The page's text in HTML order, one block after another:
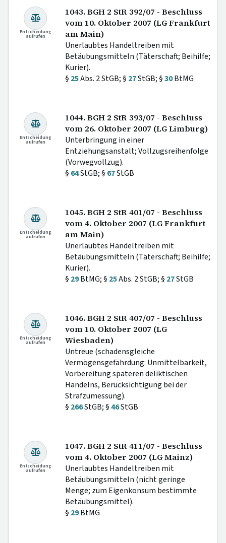
Entscheidung
aufrufen
1043. BGH 2 StR 392/07 - Beschluss
vom 10. Oktober 2007 (LG Frankfurt
am Main)
Unerlaubtes Handeltreiben mit
Betäubungsmitteln (Täterschaft; Beihilfe;
Kurier).
§ 25Abs. 2 StGB; § 27StGB; §30BtMG
Entscheidung
aufrufen
1044. BGH 2 StR 393/07 - Beschluss
vom 26. Oktober 2007 (LG Limburg)
Unterbringung in einer
Entziehungsanstalt; Vollzugsreihenfolge
(Vorwegvollzug).
§ 64StGB; § 67StGB
Entscheidung
aufrufen
1045. BGH 2 StR 401/07 - Beschluss
vom 4. Oktober 2007 (LG Frankfurt
am Main)
Unerlaubtes Handeltreiben mit
Betäubungsmitteln (Täterschaft; Beihilfe;
Kurier).
§ 29BtMG; § 25Abs. 2 StGB; § 27StGB
Entscheidung
aufrufen
1046. BGH 2 StR 407/07 - Beschluss
vom 10. Oktober 2007 (LG
Wiesbaden)
Untreue (schadensgleiche
Vermögensgefährdung: Unmittelbarkeit,
Vorbereitung späteren deliktischen
Handelns, Berücksichtigung bei der
Strafzumessung).
§ 266StGB; §46StGB
Entscheidung
aufrufen
1047. BGH 2 StR 411/07 - Beschluss
vom 4. Oktober 2007 (LG Mainz)
Unerlaubtes Handeltreiben mit
Betäubungsmitteln (nicht geringe
Menge; zum Eigenkonsum bestimmte
Betäubungsmittel).
§ 29BtMG